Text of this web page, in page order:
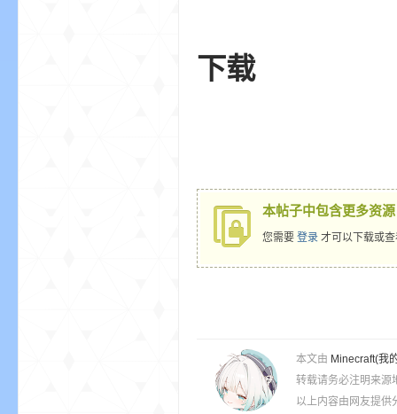
下载
本帖子中包含更多资源
您需要 登录 才可以下载或
本文由 Minecraft(我
转载请务必注明来源
以上内容由网友提供